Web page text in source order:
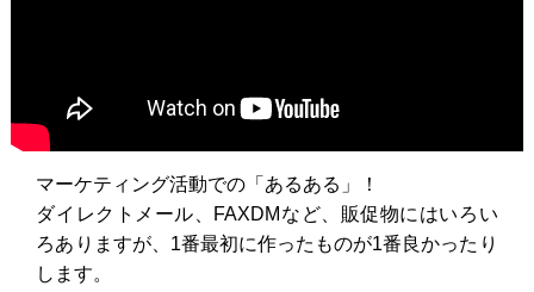
マーケティング活動での「あるある」！
ダイレクトメール、FAXDMなど、販促物にはいろい
ろありますが、1番最初に作ったものが1番良かったり
します。